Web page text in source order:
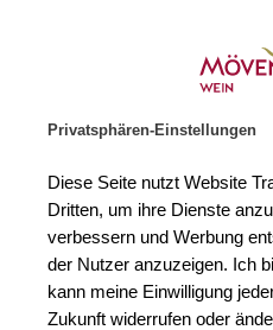
Privatsphären-Einstellungen
Diese Seite nutzt Website
Dritten, um ihre Dienste
verbessern und Werbung
der Nutzer anzuzeigen. Ich
kann meine Einwilligung
Zukunft widerrufen oder
Zum